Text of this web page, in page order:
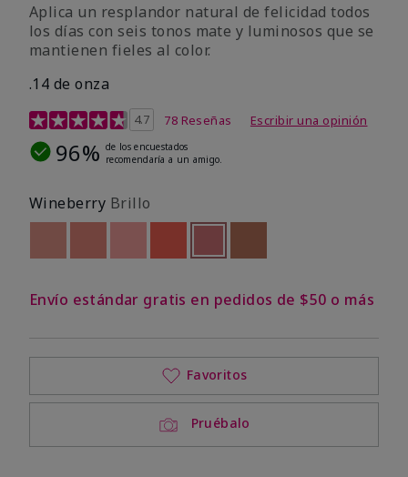
Aplica un resplandor natural de felicidad todos
los días con seis tonos mate y luminosos que se
mantienen fieles al color.
.14 de onza
Calificación de clientes de 4,3 de 5
4.7 78 Reseñas Escribir una opinión
96% de los encuestados
recomendaría a un amigo.
Wineberry Brillo
Out of stockOut of stockseleccionado
Out of stock
Envío estándar gratis en pedidos de $50 o más
Pruébalo
Favoritos